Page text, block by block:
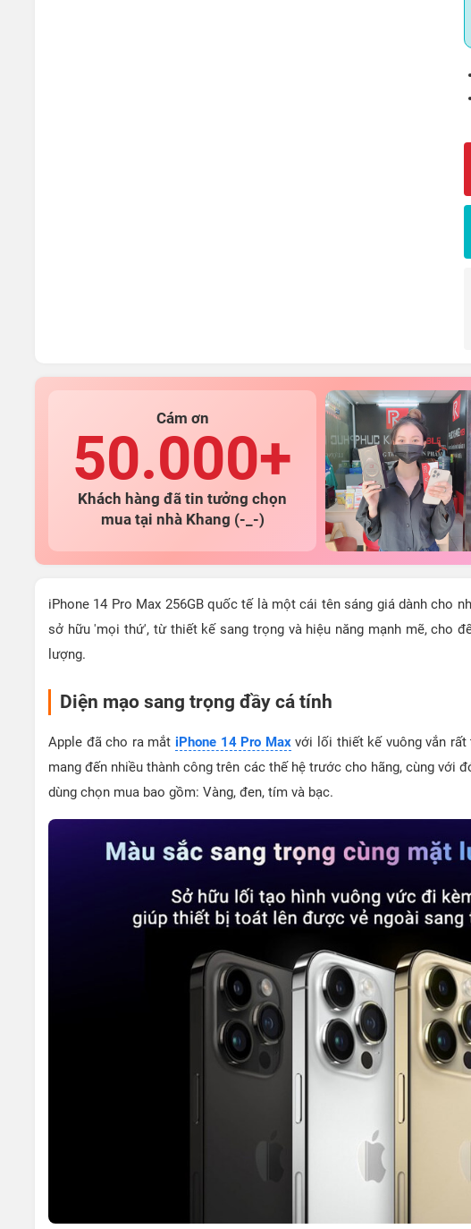
Cám ơn
50.000+
Khách hàng đã tin tưởng chọn
mua tại nhà Khang (-_-)
iPhone 14 Pro Max 256GB quốc tế là một cái tên sáng giá dành cho
sở hữu 'mọi thứ', từ thiết kế sang trọng và hiệu năng mạnh mẽ, cho
lượng.
Diện mạo sang trọng đầy cá tính
Apple đã cho ra mắt iPhone 14 Pro Maxvới lối thiết kế vuông vắn rất
mang đến nhiều thành công trên các thế hệ trước cho hãng, cùng với
dùng chọn mua bao gồm: Vàng, đen, tím và bạc.